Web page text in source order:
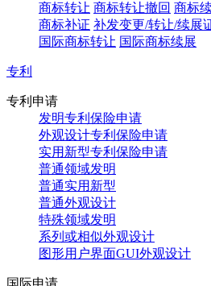
商标转让 商标转让撤回 商标
商标补证 补发变更/转让/续展
国际商标转让 国际商标续展
专利
专利申请
发明专利保险申请
外观设计专利保险申请
实用新型专利保险申请
普通领域发明
普通实用新型
普通外观设计
特殊领域发明
系列或相似外观设计
图形用户界面GUI外观设计
国际申请